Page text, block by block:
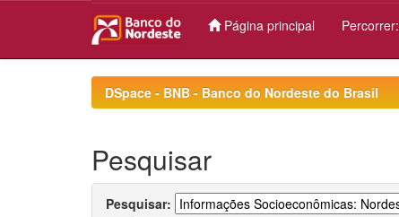
Página principal Percorrer:
DSpace - BNB - Banco do Nordeste do Brasil
Pesquisar
Pesquisar: